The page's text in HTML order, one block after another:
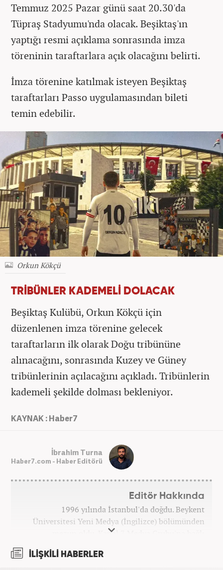
Temmuz 2025 Pazar günü saat 20.30'da
Tüpraş Stadyumu'nda olacak. Beşiktaş'ın
yaptığı resmi açıklama sonrasında imza
töreninin taraftarlara açık olacağını belirti.
İmza törenine katılmak isteyen Beşiktaş
taraftarları Passo uygulamasından bileti
temin edebilir.
Orkun Kökçü
TRİBÜNLER KADEMELİ DOLACAK
Beşiktaş Kulübü, Orkun Kökçü için
düzenlenen imza törenine gelecek
taraftarların ilk olarak Doğu tribününe
alınacağını, sonrasında Kuzey ve Güney
tribünlerinin açılacağını açıkladı. Tribünlerin
kademeli şekilde dolması bekleniyor.
KAYNAK : Haber7
İbrahim Turna
Haber7.com - Haber Editörü
Editör Hakkında
1996 yılında İstanbul'da doğdu. Beykent
Üniversitesi Yeni Medya (İngilizce) bölümünden
mezun oldu. Kanal 7 Medya Grubu'na bağlı
İLİŞKİLİ HABERLER